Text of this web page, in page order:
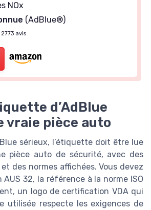
NOx
(AdBlue®)
2773 avis
d’AdBlue
vraie pièce auto
sérieux, l’étiquette doit être lue
pièce auto de sécurité, avec des
des normes affichées. Vous devez
32, la référence à la norme ISO
un logo de certification VDA qui
utilisée respecte les exigences de